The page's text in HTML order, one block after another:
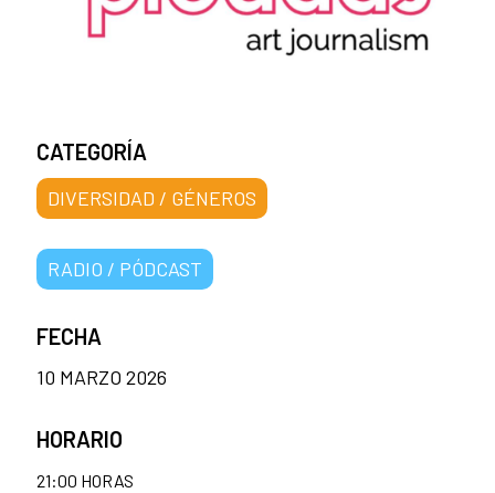
CATEGORÍA
DIVERSIDAD / GÉNEROS
RADIO / PÓDCAST
FECHA
10 MARZO 2026
HORARIO
21:00 HORAS